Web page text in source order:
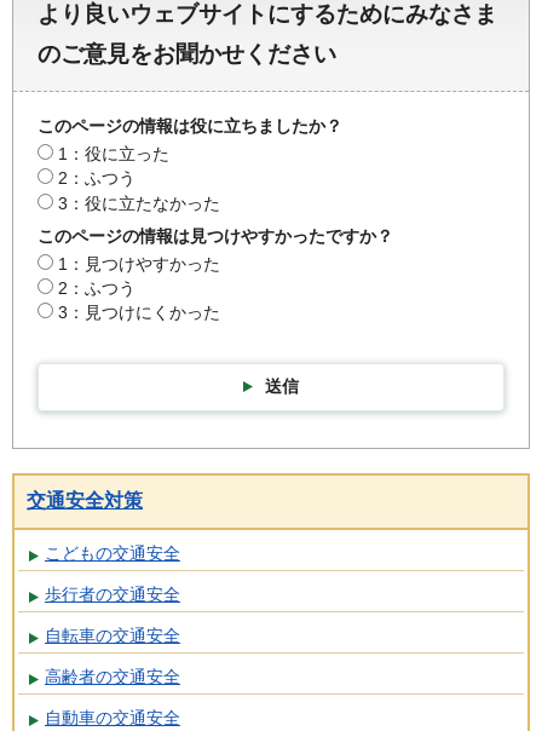
より良いウェブサイトにするためにみなさま
のご意見をお聞かせください
このページの情報は役に立ちましたか？
1：役に立った
2：ふつう
3：役に立たなかった
このページの情報は見つけやすかったですか？
1：見つけやすかった
2：ふつう
3：見つけにくかった
送信
交通安全対策
こどもの交通安全
歩行者の交通安全
自転車の交通安全
高齢者の交通安全
自動車の交通安全